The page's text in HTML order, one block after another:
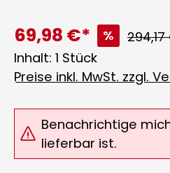
69,98 €* %
Inhalt: 1 Stück
Preise inkl. MwSt. zzgl.
Benachrichtige
lieferbar ist.